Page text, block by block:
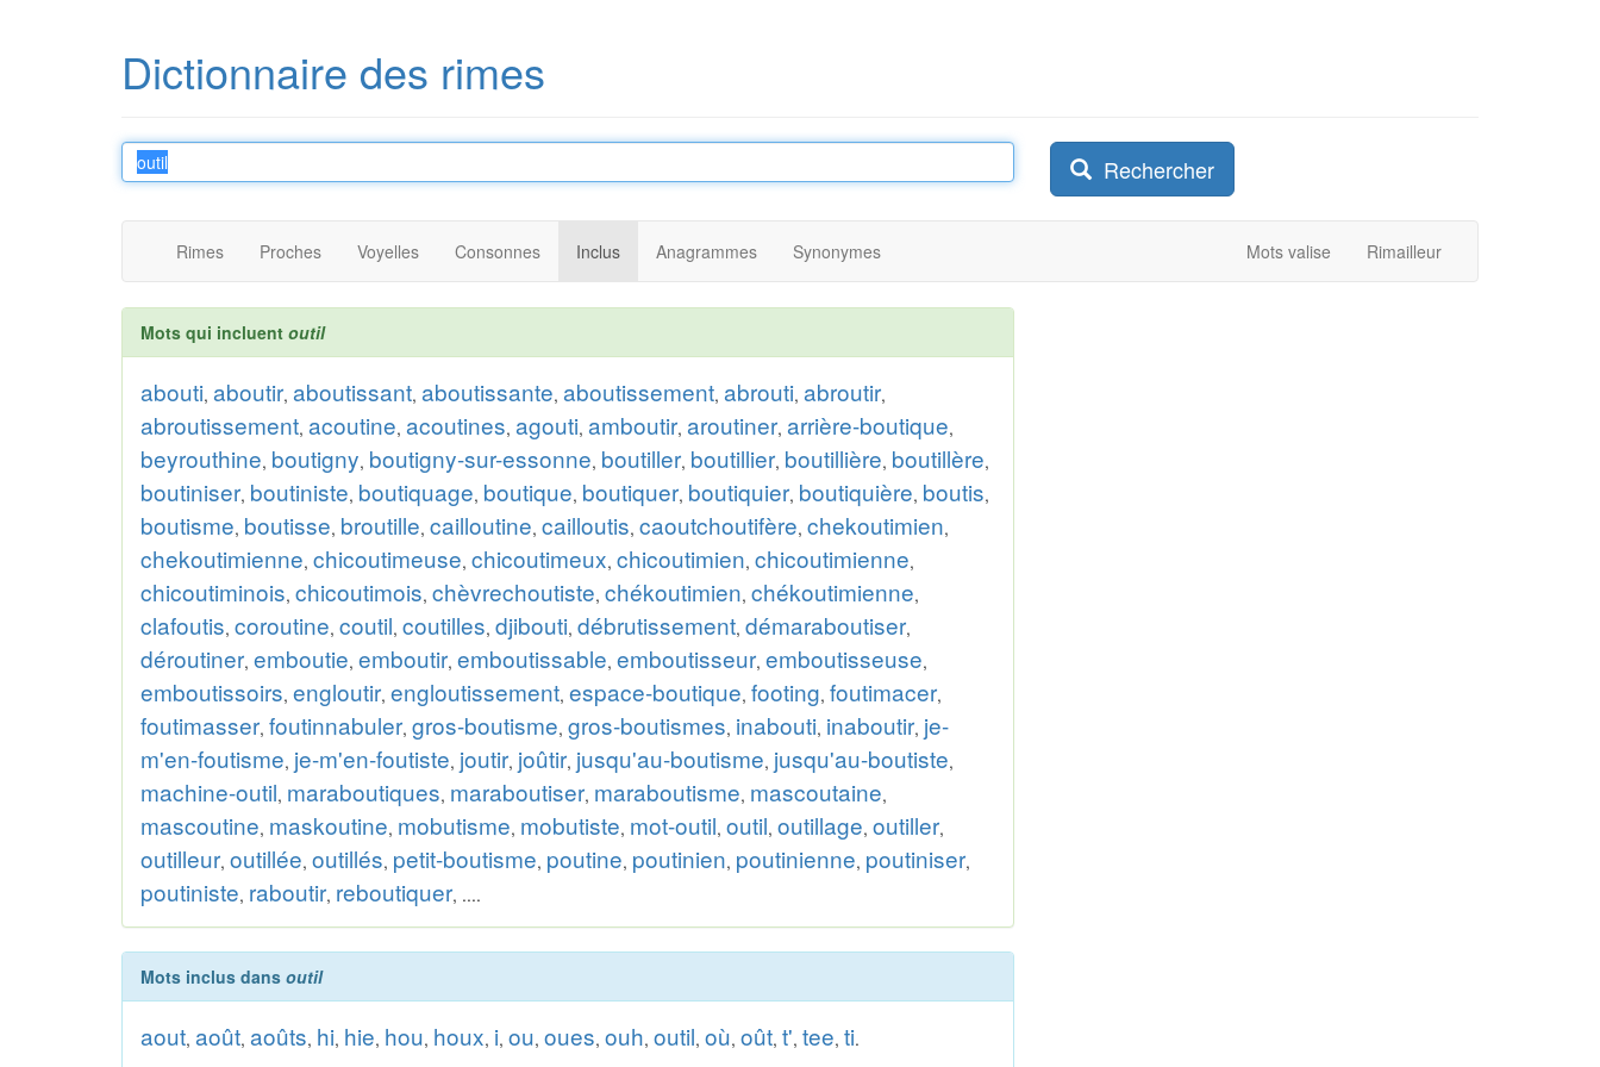
Dictionnaire des rimes
Rechercher
Rimes Proches Voyelles Consonnes Inclus Anagrammes Synonymes Mots valise Rimailleur
Mots qui incluent outil
abouti, aboutir, aboutissant, aboutissante, aboutissement, abrouti, abroutir,
abroutissement, acoutine, acoutines, agouti, amboutir, aroutiner, arrière-boutique,
beyrouthine, boutigny, boutigny-sur-essonne, boutiller, boutillier, boutillière, boutillère,
boutiniser, boutiniste, boutiquage, boutique, boutiquer, boutiquier, boutiquière, boutis,
boutisme, boutisse, broutille, cailloutine, cailloutis, caoutchoutifère, chekoutimien,
chekoutimienne, chicoutimeuse, chicoutimeux, chicoutimien, chicoutimienne,
chicoutiminois, chicoutimois, chèvrechoutiste, chékoutimien, chékoutimienne,
clafoutis, coroutine, coutil, coutilles, djibouti, débrutissement, démaraboutiser,
déroutiner, emboutie, emboutir, emboutissable, emboutisseur, emboutisseuse,
emboutissoirs, engloutir, engloutissement, espace-boutique, footing, foutimacer,
foutimasser, foutinnabuler, gros-boutisme, gros-boutismes, inabouti, inaboutir, je-
m'en-foutisme, je-m'en-foutiste, joutir, joûtir, jusqu'au-boutisme, jusqu'au-boutiste,
machine-outil, maraboutiques, maraboutiser, maraboutisme, mascoutaine,
mascoutine, maskoutine, mobutisme, mobutiste, mot-outil, outil, outillage, outiller,
outilleur, outillée, outillés, petit-boutisme, poutine, poutinien, poutinienne, poutiniser,
poutiniste, raboutir, reboutiquer, ....
Mots inclus dans outil
aout, août, aoûts, hi, hie, hou, houx, i, ou, oues, ouh, outil, où, oût, t', tee, ti.